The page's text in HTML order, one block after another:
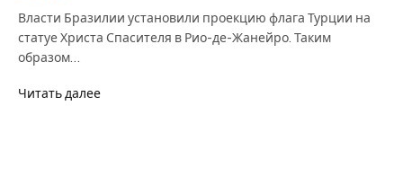
Власти Бразилии установили проекцию флага Турции на
статуе Христа Спасителя в Рио-де-Жанейро. Таким
образом…
Читать далее